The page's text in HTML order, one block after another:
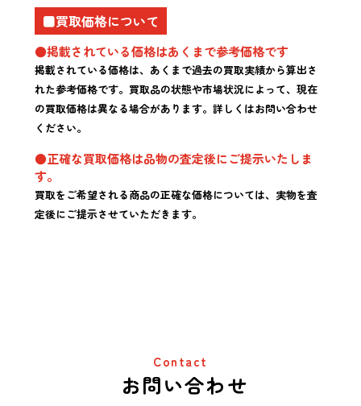
■買取価格について
●掲載されている価格はあくまで参考価格です
掲載されている価格は、あくまで過去の買取実績から算出さ
れた参考価格です。買取品の状態や市場状況によって、現在
の買取価格は異なる場合があります。詳しくはお問い合わせ
ください。
●正確な買取価格は品物の査定後にご提示いたしま
す。
買取をご希望される商品の正確な価格については、実物を査
定後にご提示させていただきます。
Contact
お問い合わせ